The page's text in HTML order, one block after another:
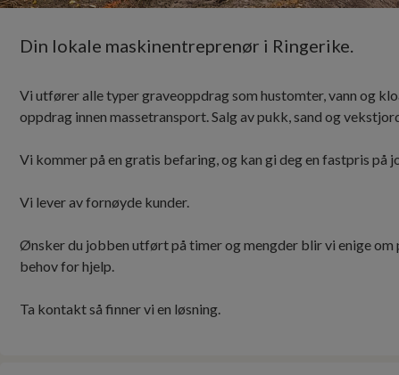
Din lokale maskinentreprenør i Ringerike.
Vi utfører alle typer graveoppdrag som hustomter, vann og
oppdrag innen massetransport. Salg av pukk, sand og
Vi kommer på en gratis befaring, og kan gi deg en fastpris på
Vi lever av fornøyde kunder.
Ønsker du jobben utført på timer og mengder blir vi enige
behov for hjelp.
Ta kontakt så finner vi en løsning.